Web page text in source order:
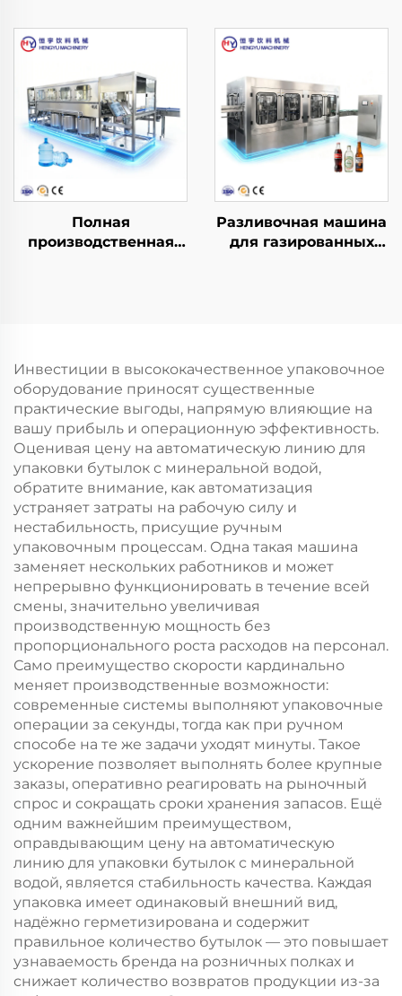
Полная
производственная
Разливочная машина
для газированных
Инвестиции в высококачественное упаковочное
оборудование приносят существенные
практические выгоды, напрямую влияющие на
вашу прибыль и операционную эффективность.
Оценивая цену на автоматическую линию для
упаковки бутылок с минеральной водой,
обратите внимание, как автоматизация
устраняет затраты на рабочую силу и
нестабильность, присущие ручным
упаковочным процессам. Одна такая машина
заменяет нескольких работников и может
непрерывно функционировать в течение всей
смены, значительно увеличивая
производственную мощность без
пропорционального роста расходов на персонал.
Само преимущество скорости кардинально
меняет производственные возможности:
современные системы выполняют упаковочные
операции за секунды, тогда как при ручном
способе на те же задачи уходят минуты. Такое
ускорение позволяет выполнять более крупные
заказы, оперативно реагировать на рыночный
спрос и сокращать сроки хранения запасов. Ещё
одним важнейшим преимуществом,
оправдывающим цену на автоматическую
линию для упаковки бутылок с минеральной
водой, является стабильность качества. Каждая
упаковка имеет одинаковый внешний вид,
надёжно герметизирована и содержит
правильное количество бутылок — это повышает
узнаваемость бренда на розничных полках и
снижает количество возвратов продукции из-за